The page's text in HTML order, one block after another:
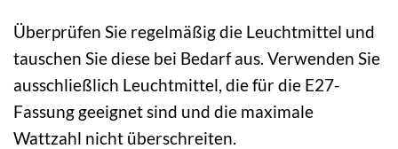
Überprüfen Sie regelmäßig die Leuchtmittel und
tauschen Sie diese bei Bedarf aus. Verwenden Sie
ausschließlich Leuchtmittel, die für die E27-
Fassung geeignet sind und die maximale
Wattzahl nicht überschreiten.